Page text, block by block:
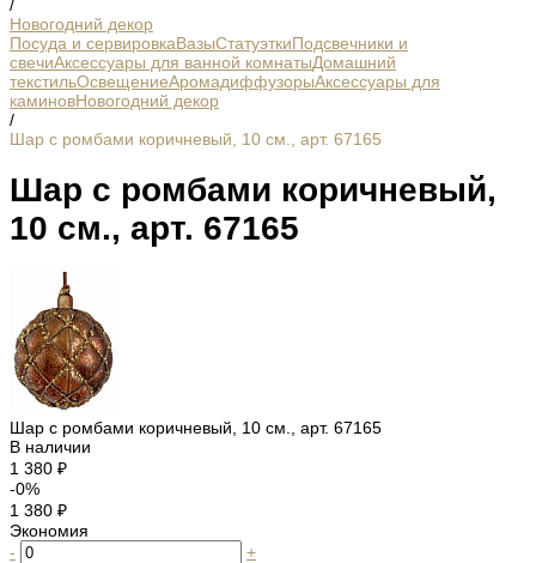
/
Новогодний декор
Посуда и сервировкаВазыСтатуэткиПодсвечники и
свечиАксессуары для ванной комнатыДомашний
текстильОсвещениеАромадиффузорыАксессуары для
каминовНовогодний декор
/
Шар с ромбами коричневый, 10 см., арт. 67165
Шар с ромбами коричневый,
10 см., арт. 67165
Шар с ромбами коричневый, 10 см., арт. 67165
В наличии
1 380 ₽
-0%
1 380 ₽
Экономия
-
+